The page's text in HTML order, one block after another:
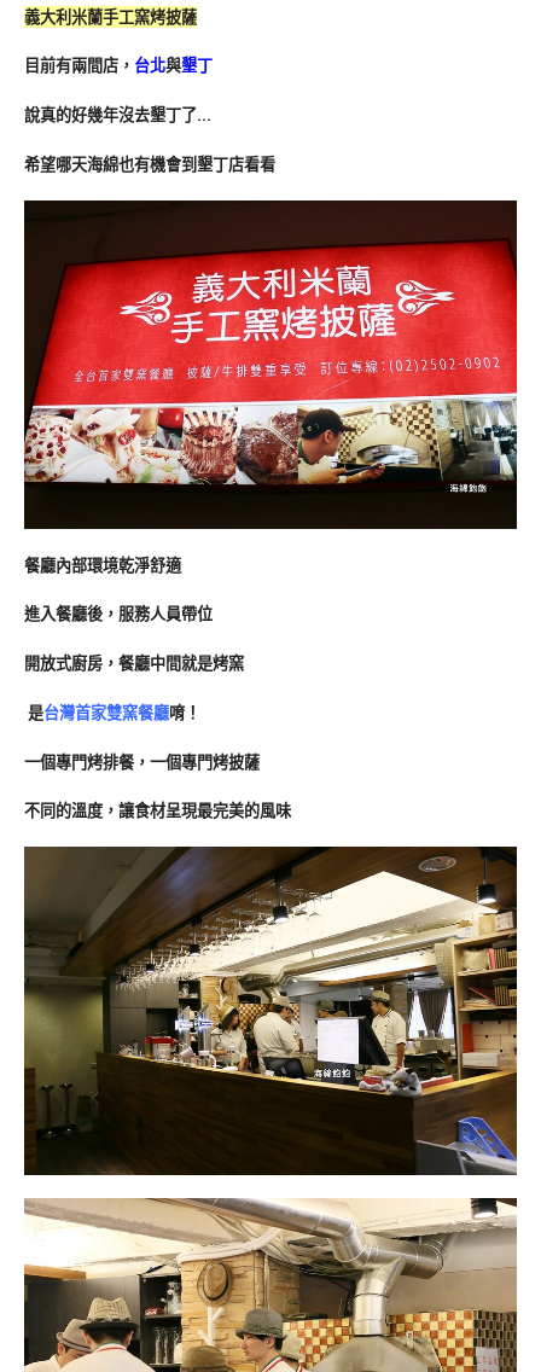
義大利米蘭手工窯烤披薩
目前有兩間店， 台北與墾丁
說真的好幾年沒去墾丁了…
希望哪天海綿也有機會到墾丁店看看
餐廳內部環境乾淨舒適
進入餐廳後，服務人員帶位
開放式廚房，餐廳中間就是烤窯
是台灣首家雙窯餐廳唷！
一個專門烤排餐，一個專門烤披薩
不同的溫度，讓食材呈現最完美的風味